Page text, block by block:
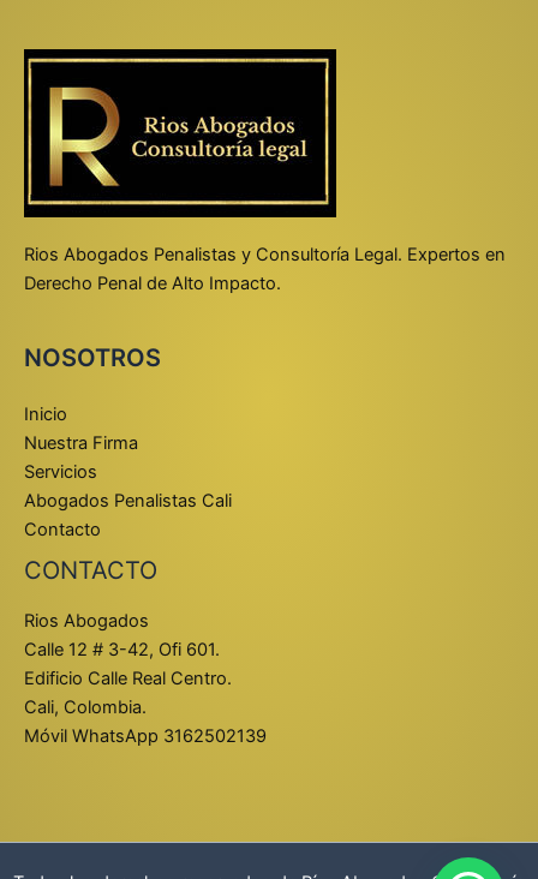
Rios Abogados Penalistas y Consultoría Legal. Expertos en
Derecho Penal de Alto Impacto.
NOSOTROS
Inicio
Nuestra Firma
Servicios
Abogados Penalistas Cali
Contacto
CONTACTO
Rios Abogados
Calle 12 # 3-42, Ofi 601.
Edificio Calle Real Centro.
Cali, Colombia.
Móvil WhatsApp 3162502139